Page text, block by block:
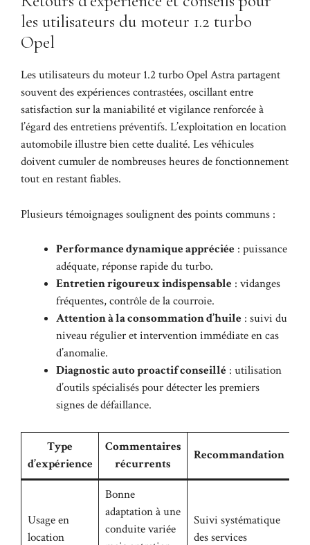
les utilisateurs du moteur 1.2 turbo
Opel
Les utilisateurs du moteur 1.2 turbo Opel Astra partagent
souvent des expériences contrastées, oscillant entre
satisfaction sur la maniabilité et vigilance renforcée à
l’égard des entretiens préventifs. L’exploitation en location
automobile illustre bien cette dualité. Les véhicules
doivent cumuler de nombreuses heures de fonctionnement
tout en restant fiables.
Plusieurs témoignages soulignent des points communs :
Performance dynamique appréciée : puissance
adéquate, réponse rapide du turbo.
Entretien rigoureux indispensable : vidanges
fréquentes, contrôle de la courroie.
Attention à la consommation d’huile : suivi du
niveau régulier et intervention immédiate en cas
d’anomalie.
Diagnostic auto proactif conseillé : utilisation
d’outils spécialisés pour détecter les premiers
signes de défaillance.
Type
d’expérience
Commentaires
récurrents
Recommandation
Usage en
location
Bonne
adaptation à une
conduite variée
Suivi systématique
des services